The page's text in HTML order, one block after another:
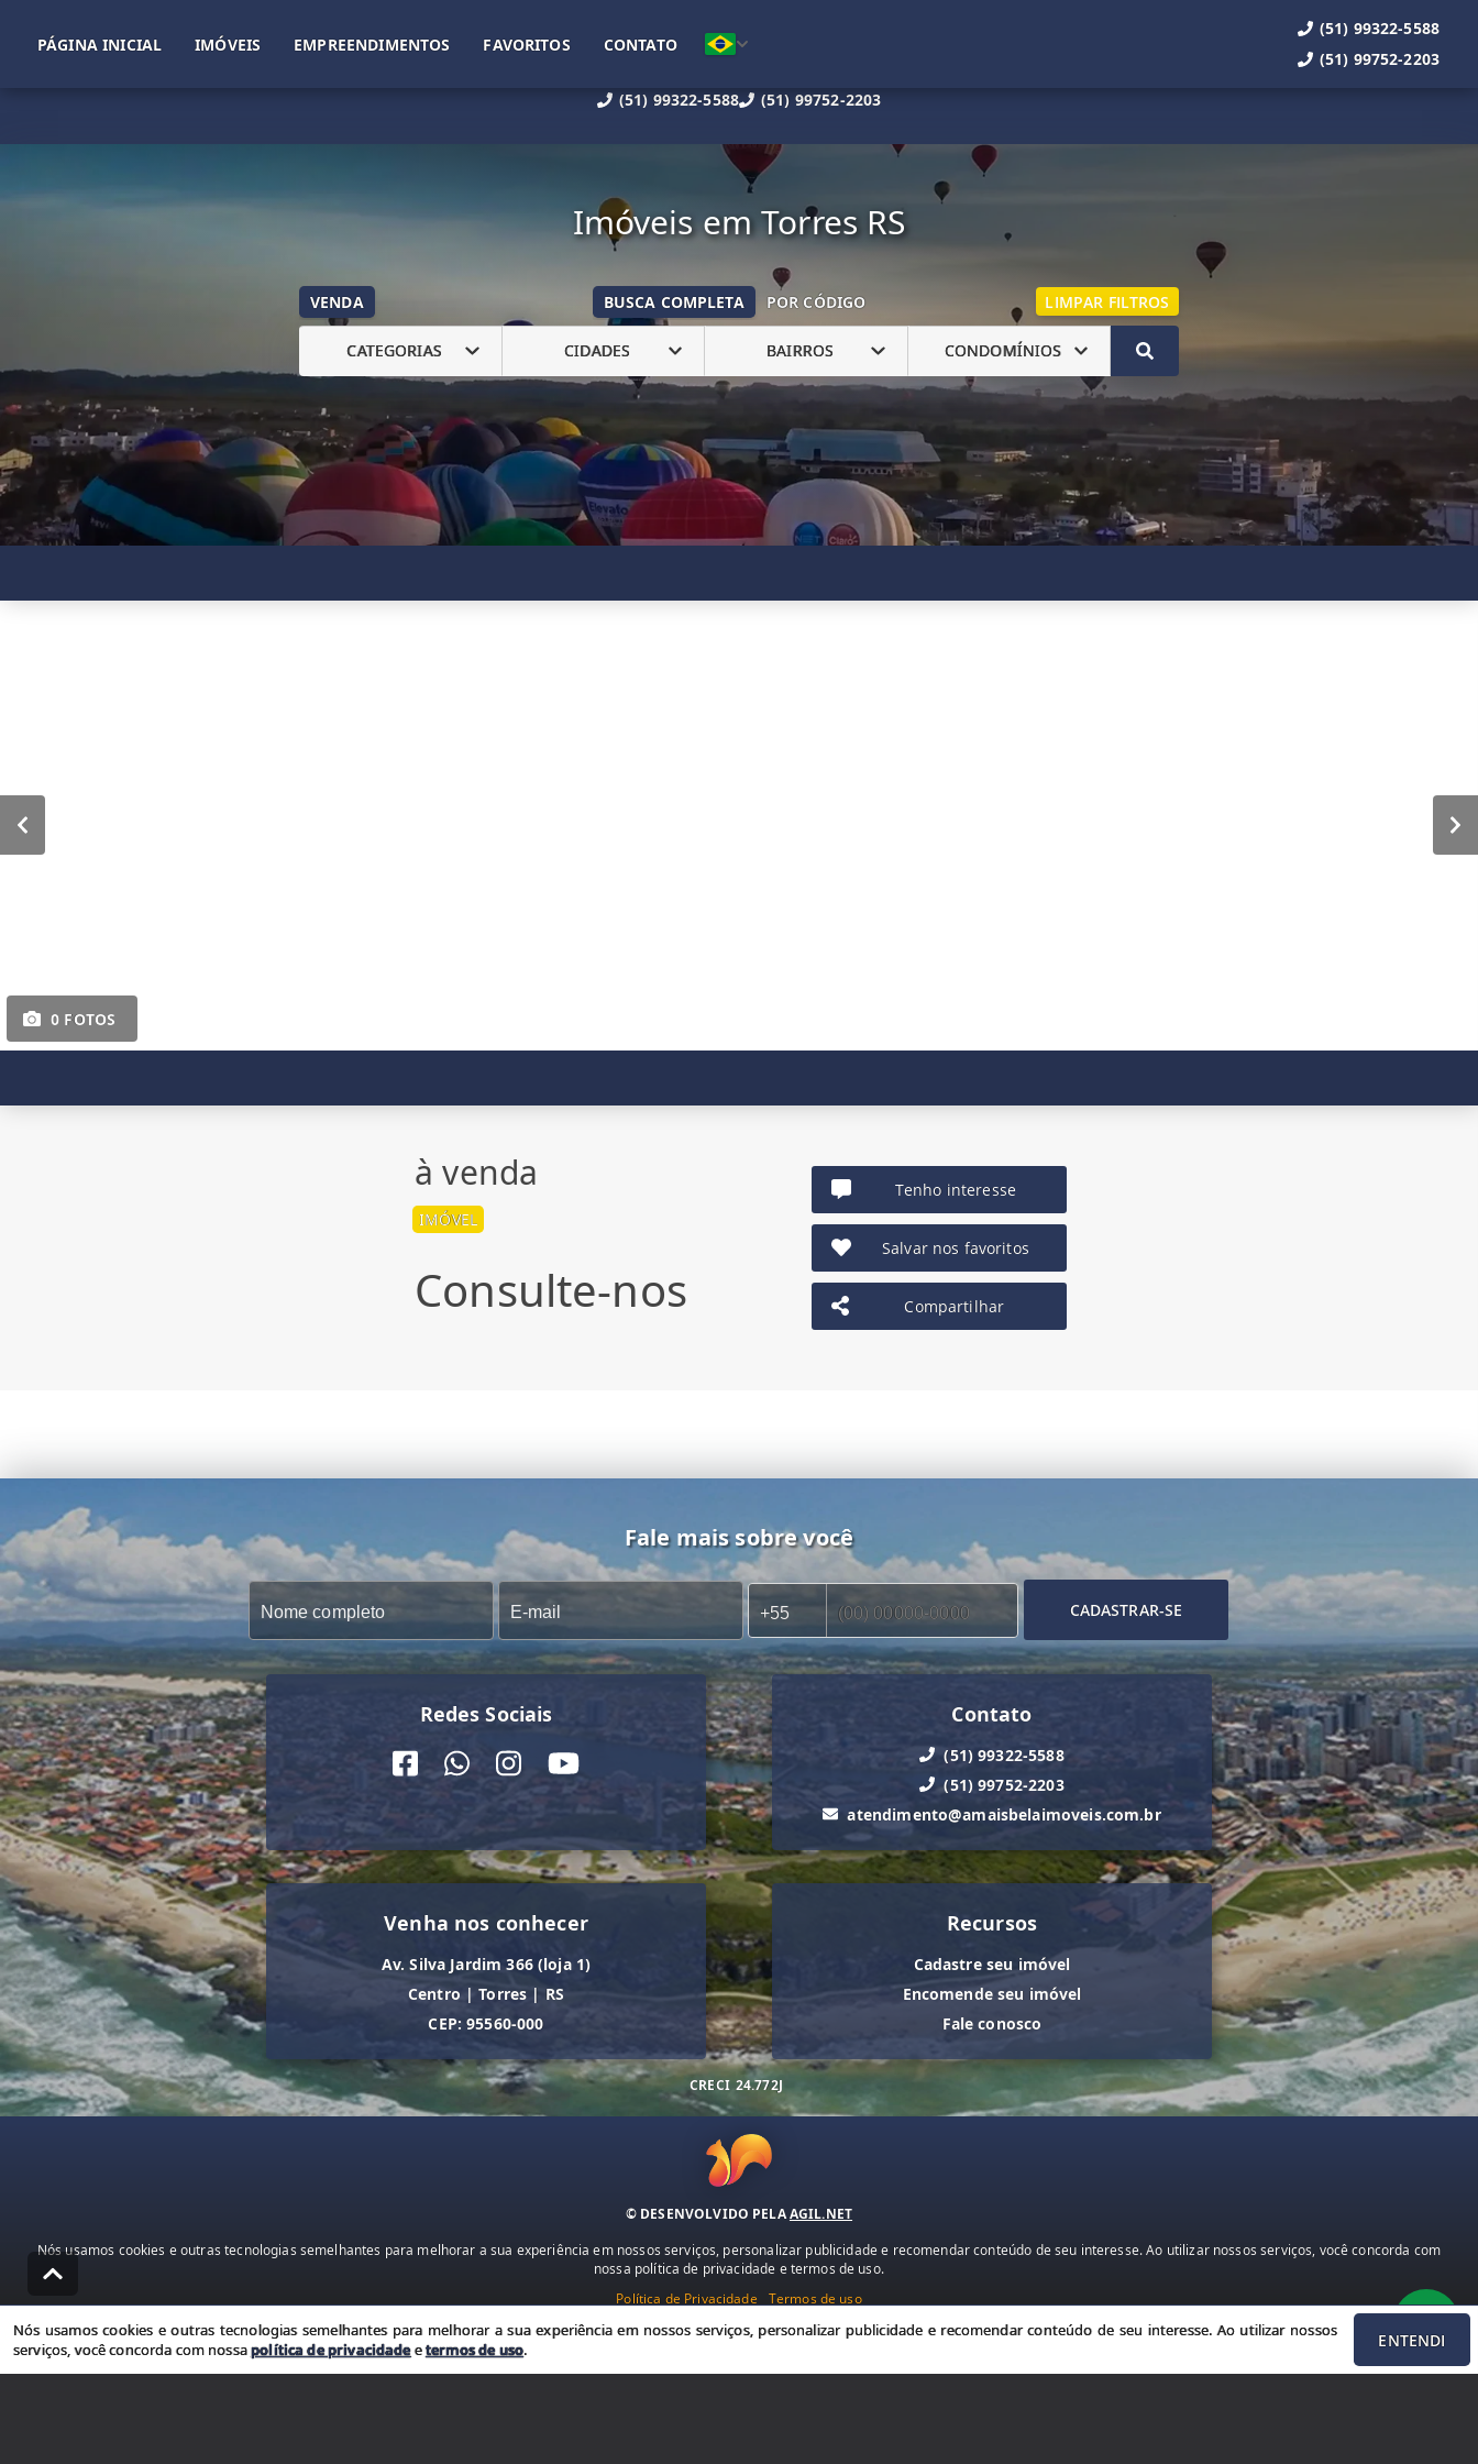
(51) 99322-5588 (51) 99752-2203
PÁGINA INICIAL IMÓVEIS EMPREENDIMENTOS FAVORITOS CONTATO
(51) 99322-5588
(51) 99752-2203
Imóveis em Torres RS
VENDA BUSCA COMPLETA POR CÓDIGO LIMPAR FILTROS
CATEGORIAS CIDADES BAIRROS CONDOMÍNIOS
0 FOTOS
à venda
IMÓVEL
Consulte-nos
Tenho interesse
Salvar nos favoritos
Compartilhar
Fale mais sobre você
CADASTRAR-SE
Redes Sociais Contato
(51) 99322-5588
(51) 99752-2203
atendimento@amaisbelaimoveis.com.br
Venha nos conhecer
Av. Silva Jardim 366 (loja 1)
Centro | Torres | RS
CEP: 95560-000
Recursos
Cadastre seu imóvel
Encomende seu imóvel
Fale conosco
CRECI 24.772J
© DESENVOLVIDO PELAAGIL.NET
Nós usamos cookies e outras tecnologias semelhantes para melhorar a sua experiência em nossos serviços, personalizar publicidade e recomendar conteúdo de seu interesse. Ao utilizar nossos serviços, você concorda com
nossa política de privacidade e termos de uso.
Política de Privacidade
Termos de uso
Nós usamos cookies e outras tecnologias semelhantes para melhorar a sua experiência em nossos serviços, personalizar publicidade e recomendar conteúdo de seu interesse. Ao utilizar nossos
serviços, você concorda com nossapolítica de privacidadeetermos de uso. ENTENDI